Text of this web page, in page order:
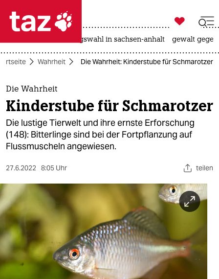
 taz zahl ich
taz zahl ich
themen
politik
öko
sport
berlin
nord
wahrheit

taz zahl ich
landtagswahl in sachsen-anhalt gewalt
Wahrheit Die Wahrheit: Kinderstube für Schmarotzer
Die Wahrheit
Kinderstube für Schmarotzer
Die lustige Tierwelt und ihre ernste Erforschung
(148): Bitterlinge sind bei der Fortpflanzung auf
Flussmuscheln angewiesen.
27.6.2022 8:05 Uhr teilen